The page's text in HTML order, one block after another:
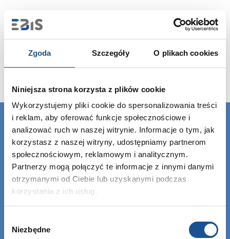
Zgoda Szczegóły O plikach cookies
Niniejsza strona korzysta z plików cookie
Wykorzystujemy pliki cookie do spersonalizowania treści
i reklam, aby oferować funkcje społecznościowe i
analizować ruch w naszej witrynie. Informacje o tym, jak
korzystasz z naszej witryny, udostępniamy partnerom
społecznościowym, reklamowym i analitycznym.
Partnerzy mogą połączyć te informacje z innymi danymi
otrzymanymi od Ciebie lub uzyskanymi podczas
korzystania z ich usług.
zgody
Niezbędne